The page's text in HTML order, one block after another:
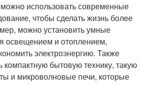
использовать современные
чтобы сделать жизнь более
можно установить умные
освещением и отоплением,
электроэнергию. Также
компактную бытовую технику, такую
и микроволновые печи, которые